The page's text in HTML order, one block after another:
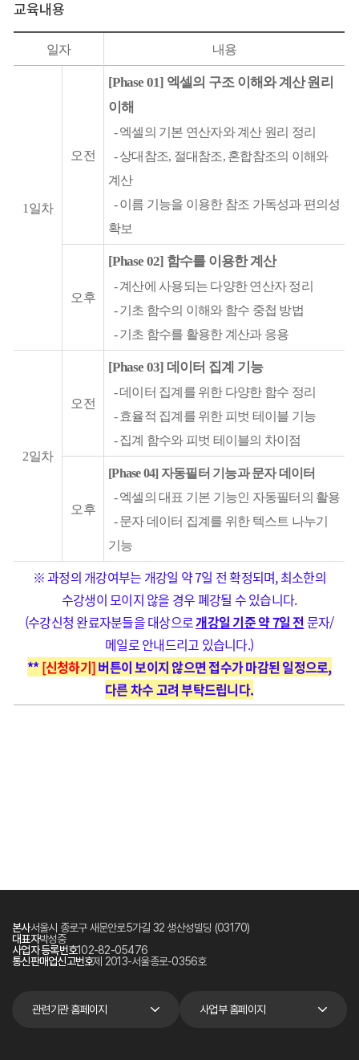
교육내용
일자 내용
1일차
오전
[Phase 01] 엑셀의 구조 이해와 계산 원리
이해
- 엑셀의 기본 연산자와 계산 원리 정리
- 상대참조, 절대참조, 혼합참조의 이해와
계산
- 이름 기능을 이용한 참조 가독성과 편의성
확보
오후
[Phase 02] 함수를 이용한 계산
- 계산에 사용되는 다양한 연산자 정리
- 기초 함수의 이해와 함수 중첩 방법
- 기초 함수를 활용한 계산과 응용
2일차
오전
[Phase 03] 데이터 집계 기능
- 데이터 집계를 위한 다양한 함수 정리
- 효율적 집계를 위한 피벗 테이블 기능
- 집계 함수와 피벗 테이블의 차이점
오후
[Phase 04] 자동필터 기능과 문자 데이터
- 엑셀의 대표 기본 기능인 자동필터의 활용
- 문자 데이터 집계를 위한 텍스트 나누기
기능
※ 과정의 개강여부는 개강일 약 7일 전 확정되며, 최소한의
수강생이 모이지 않을 경우 폐강될 수 있습니다.
(수강신청 완료자분들을 대상으로개강일 기준 약 7일 전 문자/
메일로 안내드리고 있습니다.)
**[신청하기]버튼이 보이지 않으면 접수가 마감된 일정으로,
다른 차수 고려 부탁드립니다.
본사서울시 종로구 새문안로5가길 32 생산성빌딩 (03170)
대표자박성중
사업자 등록번호102-82-05476
통신판매업신고번호제 2013-서울종로-0356호
관련기관 홈페이지 사업부 홈페이지